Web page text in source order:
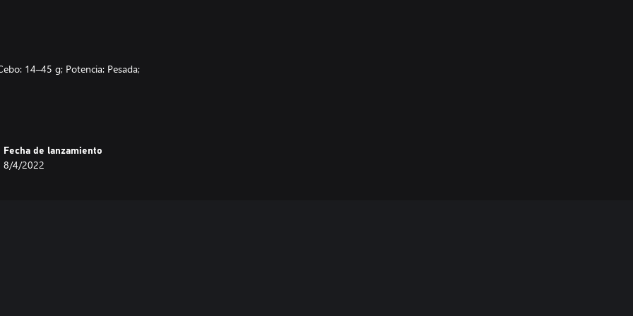
14–45 g; Potencia: Pesada;
Capacidad: Mono 0.3/120,
Fecha de lanzamiento
8/4/2022